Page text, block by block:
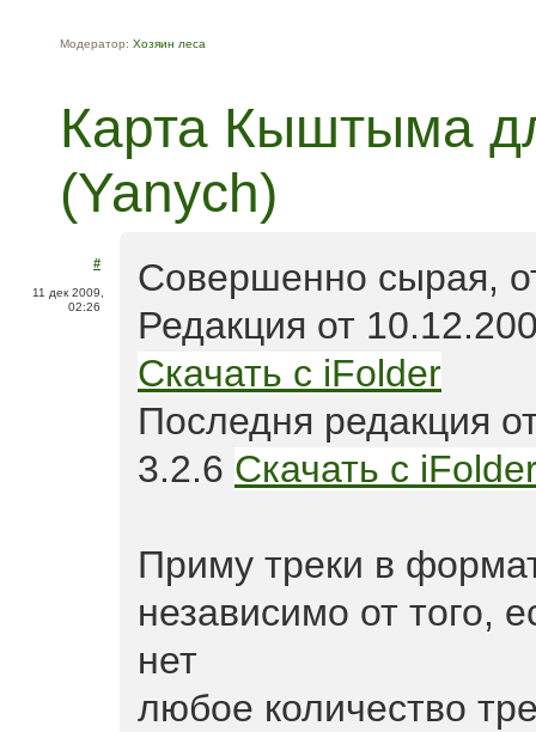
Модератор: Хозяин леса
Карта Кыштыма
(Yanych)
#
11 дек 2009,
02:26
Совершенно сырая,
Редакция от
Скачать с iFolder
Последня редакция
3.2.6 Скачать с
Приму треки в
независимо от того,
нет
любое количество